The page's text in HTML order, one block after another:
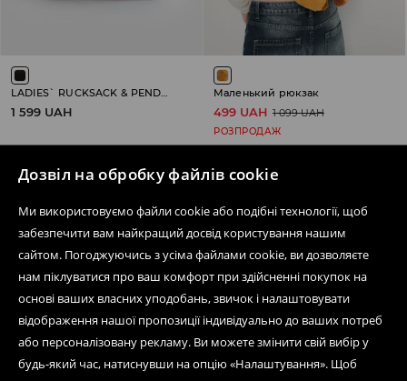
Дозвіл на обробку файлів cookie
Ми використовуємо файли cookie або подібні технології, щоб
забезпечити вам найкращий досвід користування нашим
сайтом. Погоджуючись з усіма файлами cookie, ви дозволяєте
нам піклуватися про ваш комфорт при здійсненні покупок на
основі ваших власних уподобань, звичок і налаштовувати
відображення нашої пропозиції індивідуально до ваших потреб
або персоналізовану рекламу. Ви можете змінити свій вибір у
будь-який час, натиснувши на опцію «Налаштування». Щоб
1 599 UAH
Маленький рюкзак
499 UAH 1 099 UAH
РОЗПРОДАЖ
Дізнатися більше про House
Допомога та контакт
Інтернет-магазин